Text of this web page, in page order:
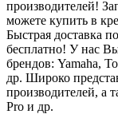
производителей!
можете купить в
Быстрая доставка
бесплатно! У нас Вы
брендов: Yamaha,
др. Широко
производителей, а
Pro и др.